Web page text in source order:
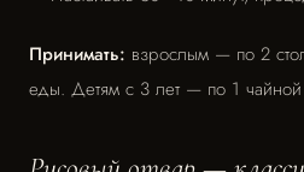
Принимать: взрослым — по 2
еды. Детям с 3 лет — по 1